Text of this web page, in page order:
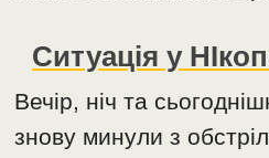
Ситуація у
Вечір, ніч та
знову минули з